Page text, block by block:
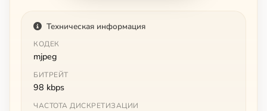
Техническая информация
КОДЕК
mjpeg
БИТРЕЙТ
98 kbps
ЧАСТОТА ДИСКРЕТИЗАЦИИ